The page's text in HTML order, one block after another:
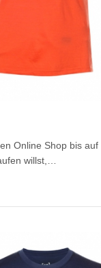
Online Shop bis
willst,…